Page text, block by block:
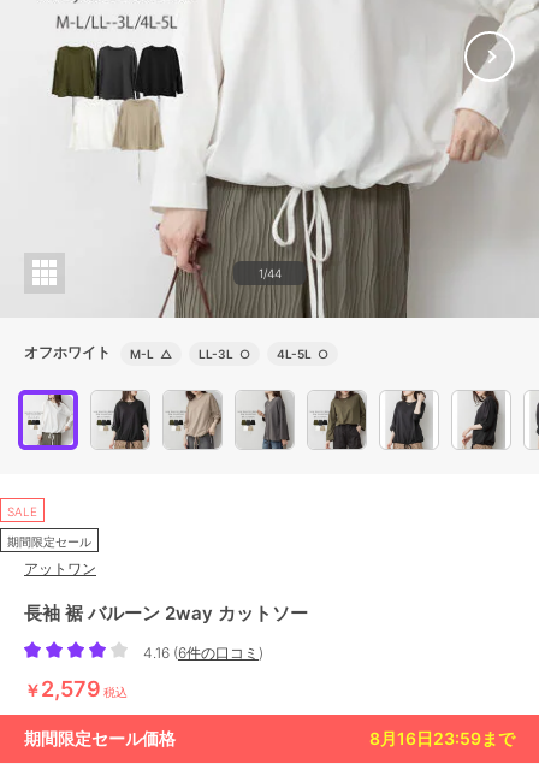
1/44
オフホワイト M-L △ LL-3L ○ 4L-5L ○
SALE
期間限定セール
アットワン
長袖 裾 バルーン 2way カットソー
4.16 (6件の口コミ )
￥2,579 税込
期間限定セール価格 8月16日23:59まで